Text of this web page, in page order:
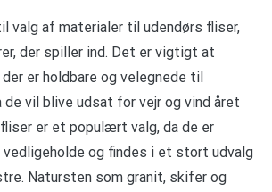
valg af materialer til udendørs fliser,
der spiller ind. Det er vigtigt at
er holdbare og velegnede til
de vil blive udsat for vejr og vind året
er et populært valg, da de er
og findes i et stort udvalg
Natursten som granit, skifer og